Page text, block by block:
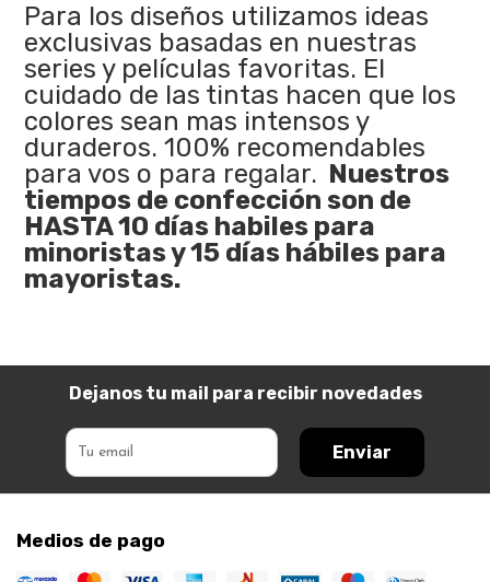
Para los diseños utilizamos ideas
exclusivas basadas en nuestras
series y películas favoritas. El
cuidado de las tintas hacen que los
colores sean mas intensos y
duraderos. 100% recomendables
para vos o para regalar. Nuestros
tiempos de confección son de
HASTA 10 días habiles para
minoristas y 15 días hábiles para
mayoristas.
Dejanos tu mail para recibir novedades
Enviar
Medios de pago